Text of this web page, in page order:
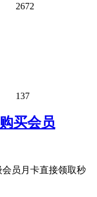
2672
137
购买会员
会员月卡直接领取秒